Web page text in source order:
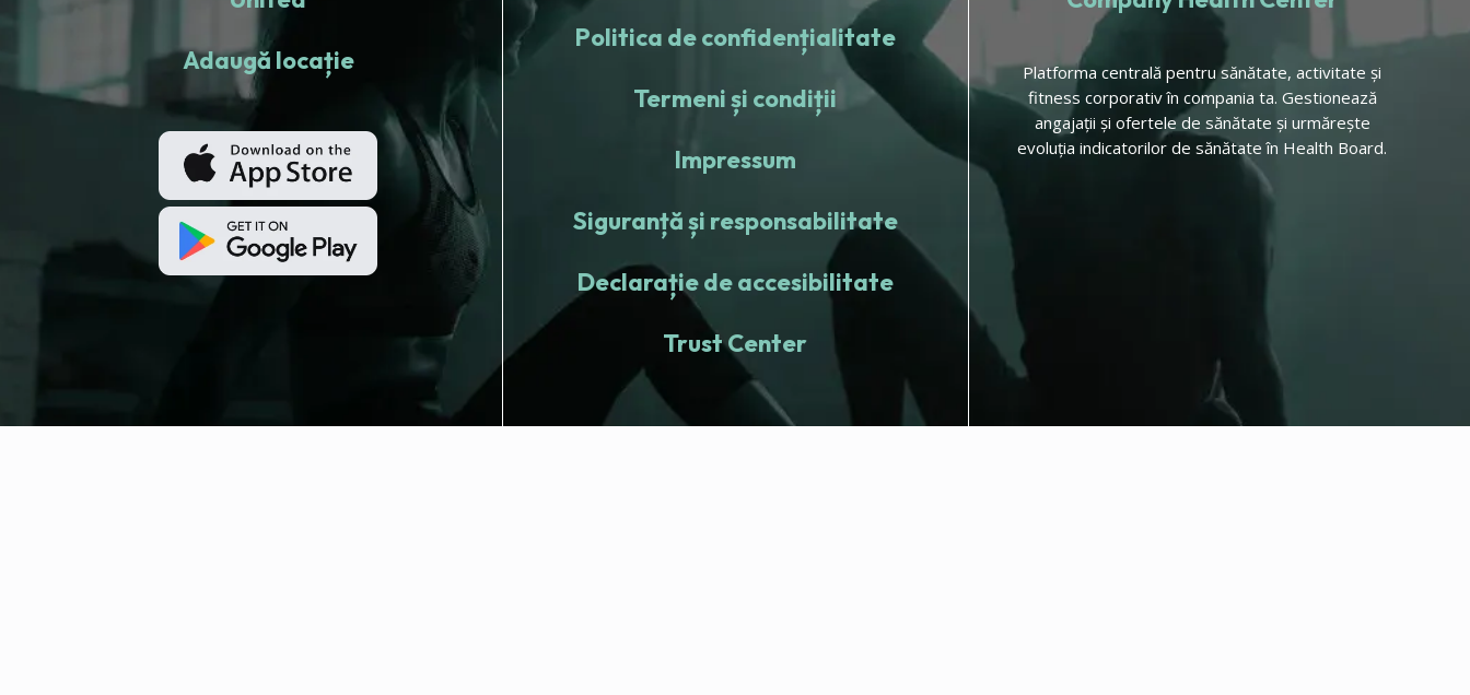
Adaugă locație
Politica de confidențialitate
Termeni și condiții
Impressum
Siguranță și responsabilitate
Declarație de accesibilitate
Trust Center
Platforma centrală pentru sănătate, activitate și
fitness corporativ în compania ta. Gestionează
angajații și ofertele de sănătate și urmărește
evoluția indicatorilor de sănătate în Health Board.